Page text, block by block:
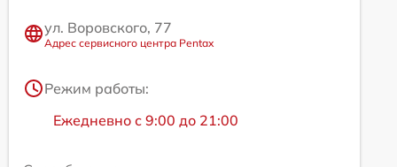
ул. Воровского, 77
Адрес сервисного центра Pentax
Режим работы:
Ежедневно с 9:00 до 21:00